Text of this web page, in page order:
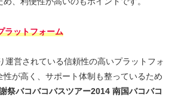
ラットフォーム
運営されている信頼性の高いプラットフォ
性が高く、サポート体制も整っているため
祭バコバコバスツアー2014 南国バコバコ